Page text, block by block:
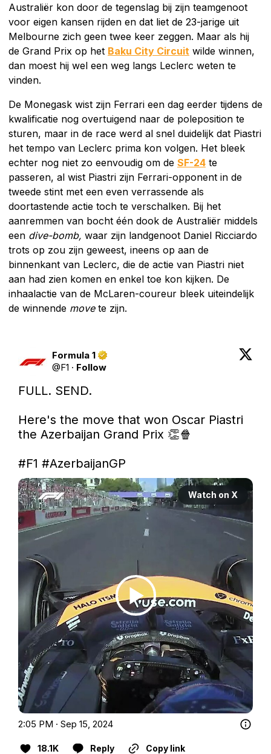
Australiër kon door de tegenslag bij zijn teamgenoot
voor eigen kansen rijden en dat liet de 23-jarige uit
Melbourne zich geen twee keer zeggen. Maar als hij
de Grand Prix op het Baku City Circuit wilde winnen,
dan moest hij wel een weg langs Leclerc weten te
vinden.
De Monegask wist zijn Ferrari een dag eerder tijdens de
kwalificatie nog overtuigend naar de poleposition te
sturen, maar in de race werd al snel duidelijk dat Piastri
het tempo van Leclerc prima kon volgen. Het bleek
echter nog niet zo eenvoudig om de SF-24 te
passeren, al wist Piastri zijn Ferrari-opponent in de
tweede stint met een even verrassende als
doortastende actie toch te verschalken. Bij het
aanremmen van bocht één dook de Australiër middels
een dive-bomb, waar zijn landgenoot Daniel Ricciardo
trots op zou zijn geweest, ineens op aan de
binnenkant van Leclerc, die de actie van Piastri niet
aan had zien komen en enkel toe kon kijken. De
inhaalactie van de McLaren-coureur bleek uiteindelijk
de winnende movete zijn.
Formula 1
@F1 · Follow
FULL. SEND.
Here's the move that won Oscar Piastri
the Azerbaijan Grand Prix 👏🍿
#F1 #AzerbaijanGP
Watch on X
2:05 PM · Sep 15, 2024
18.1K Reply Copy link